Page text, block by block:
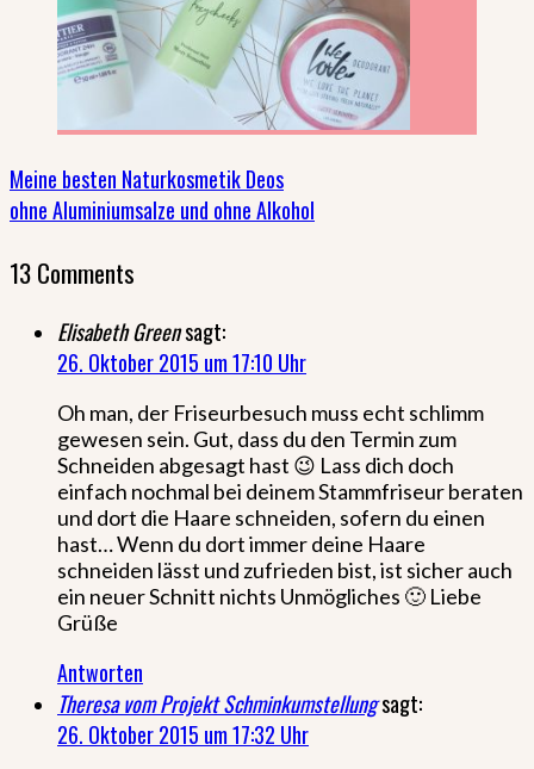
Meine besten Naturkosmetik Deos
ohne Aluminiumsalze und ohne Alkohol
13 Comments
Elisabeth Greensagt:
26. Oktober 2015 um 17:10 Uhr
Oh man, der Friseurbesuch muss echt schlimm
gewesen sein. Gut, dass du den Termin zum
Schneiden abgesagt hast 😉 Lass dich doch
einfach nochmal bei deinem Stammfriseur beraten
und dort die Haare schneiden, sofern du einen
hast… Wenn du dort immer deine Haare
schneiden lässt und zufrieden bist, ist sicher auch
ein neuer Schnitt nichts Unmögliches 🙂 Liebe
Grüße
Antworten
Theresa vom Projekt Schminkumstellungsagt:
26. Oktober 2015 um 17:32 Uhr